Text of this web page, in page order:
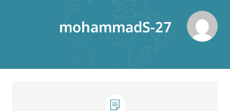
mohammadS-27